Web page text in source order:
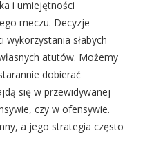
i umiejętności
meczu. Decyzje
wykorzystania słabych
atutów. Możemy
dobierać
się w przewidywanej
czy w ofensywie.
a jego strategia często